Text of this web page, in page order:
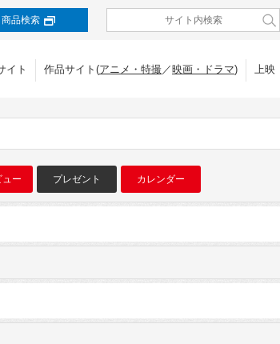
商品検索
イト 作品サイト(アニメ・特撮／映画・ドラマ) 上映
ー プレゼント カレンダー